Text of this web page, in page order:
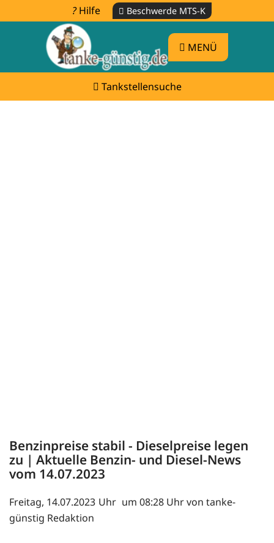
Hilfe Beschwerde MTS-K
MENÜ
Tankstellensuche
Benzinpreise stabil - Dieselpreise legen
zu | Aktuelle Benzin- und Diesel-News
vom 14.07.2023
Freitag, 14.07.2023
um 08:28 Uhr von tanke-
günstig Redaktion